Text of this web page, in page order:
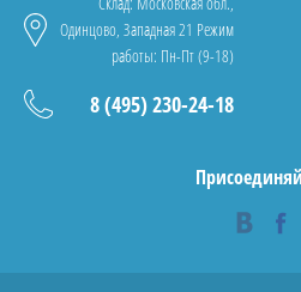
Одинцово, Западная 21 Режим
работы: Пн-Пт (9-18)
8 (495) 230-24-18